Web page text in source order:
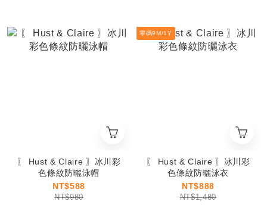
〖 Hust & Claire 〗冰川彩
色條紋防曬泳帽
NT$588
NT$980
零碼9M/1Y
〖 Hust & Claire 〗冰川彩
色條紋防曬泳衣
NT$888
NT$1,480